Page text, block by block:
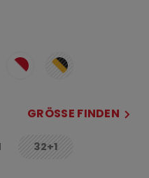
GRÖSSE FINDEN
32+1not.available